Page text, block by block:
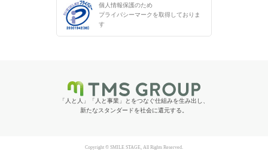
個人情報保護のため
プライバシーマークを取得しておりま
す
「人と人」「人と事業」とをつなぐ仕組みを生み出し、
新たなスタンダードを社会に還元する。
Copyright © SMILE STAGE, All Rights Reserved.